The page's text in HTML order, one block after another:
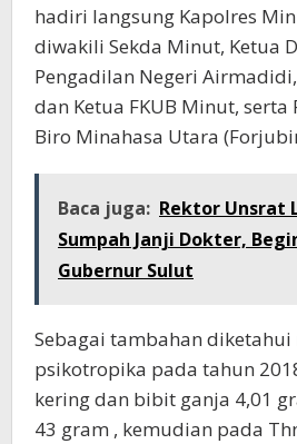
hadiri langsung Kapolres
diwakili Sekda Minut, Ketua
Pengadilan Negeri
dan Ketua FKUB Minut, serta
Biro Minahasa Utara
Baca juga: Rektor Unsrat
Sumpah Janji Dokter,
Gubernur Sulut
Sebagai tambahan diketahui
psikotropika pada tahun
kering dan bibit ganja 4,01
43 gram , kemudian pada